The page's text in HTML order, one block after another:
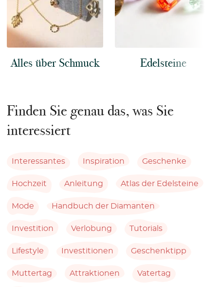
Alles über Schmuck Edelsteine
Finden Sie genau das, was Sie
interessiert
Interessantes Inspiration Geschenke
Hochzeit Anleitung Atlas der Edelsteine
Mode Handbuch der Diamanten
Investition Verlobung Tutorials
Lifestyle Investitionen Geschenktipp
Muttertag Attraktionen Vatertag